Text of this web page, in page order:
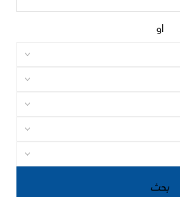
او
بحث